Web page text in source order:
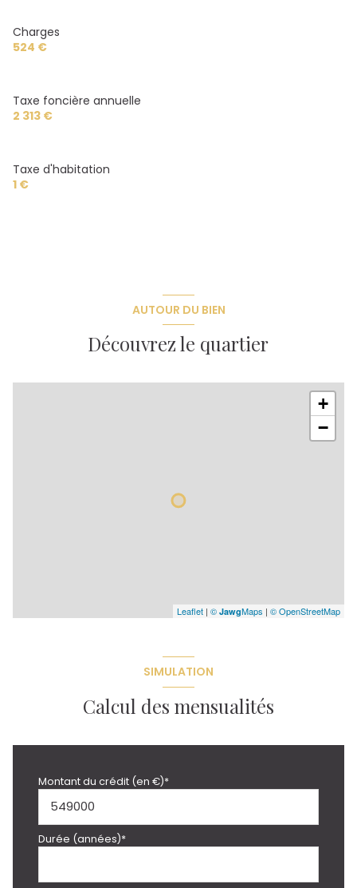
Charges
524 €
Taxe foncière annuelle
2 313 €
Taxe d'habitation
1 €
AUTOUR DU BIEN
Découvrez le quartier
+
−
Leaflet | © JawgMaps | © OpenStreetMap
SIMULATION
Calcul des mensualités
Montant du crédit (en €)*
Durée (années)*